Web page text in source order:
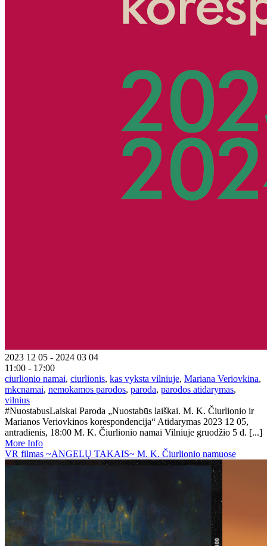
2023 12 05 - 2024 03 04
11:00 - 17:00
ciurlionio namai, ciurlionis, kas vyksta vilniuje, Mariana Veriovkina,
mkcnamai, nemokamos parodos, paroda, parodos atidarymas,
vilnius
#NuostabusLaiskai Paroda „Nuostabūs laiškai. M. K. Čiurlionio ir
Marianos Veriovkinos korespondencija“ Atidarymas 2023 12 05,
antradienis, 18:00 M. K. Čiurlionio namai Vilniuje gruodžio 5 d. [...]
More Info
VR filmas ~ANGELŲ TAKAIS~ M. K. Čiurlionio namuose